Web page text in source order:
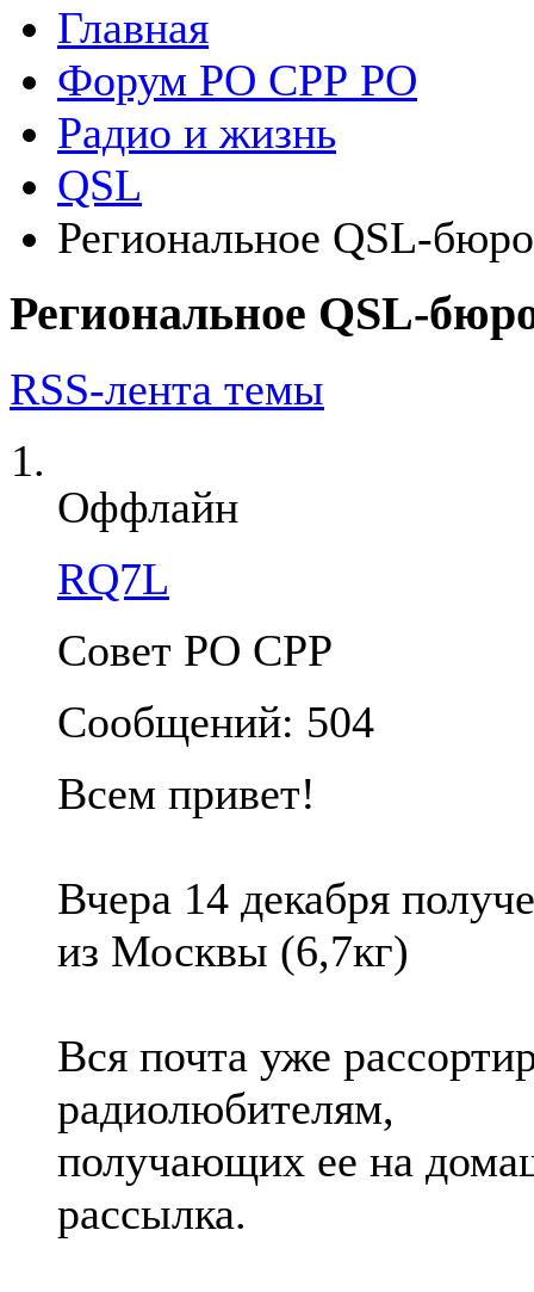
Главная
Форум РО СРР РО
Радио и жизнь
QSL
Региональное QSL-
Региональное QSL-
RSS-лента темы
Оффлайн
RQ7L
Совет РО СРР
Сообщений: 504
Всем привет!
Вчера 14 декабря
из Москвы (6,7кг)
Вся почта уже
радиолюбителям,
получающих ее на
рассылка.